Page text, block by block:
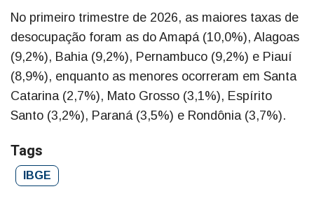
No primeiro trimestre de 2026, as maiores taxas de
desocupação foram as do Amapá (10,0%), Alagoas
(9,2%), Bahia (9,2%), Pernambuco (9,2%) e Piauí
(8,9%), enquanto as menores ocorreram em Santa
Catarina (2,7%), Mato Grosso (3,1%), Espírito
Santo (3,2%), Paraná (3,5%) e Rondônia (3,7%).
Tags
IBGE